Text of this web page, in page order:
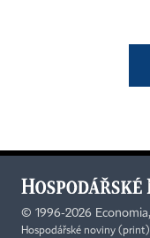
© 1996-2026
Hospodářské noviny